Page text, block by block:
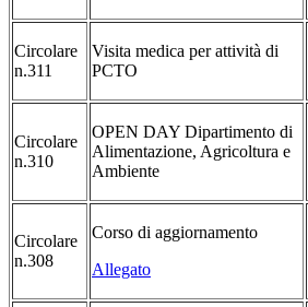
Circolare
n.311
Visita medica per attività di
PCTO
Circolare
n.310
OPEN DAY Dipartimento di
Alimentazione, Agricoltura e
Ambiente
Circolare
n.308
Corso di aggiornamento
Allegato